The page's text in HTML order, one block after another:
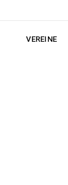
VEREINE